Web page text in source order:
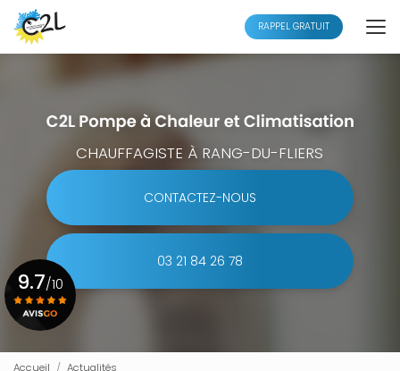
Aller
au
contenu
principal
RAPPEL GRATUIT
CHAUFFAGISTE À RANG-DU-FLIERS
CONTACTEZ-NOUS
03 21 84 26 78
9.7/10
Accueil
Actualités